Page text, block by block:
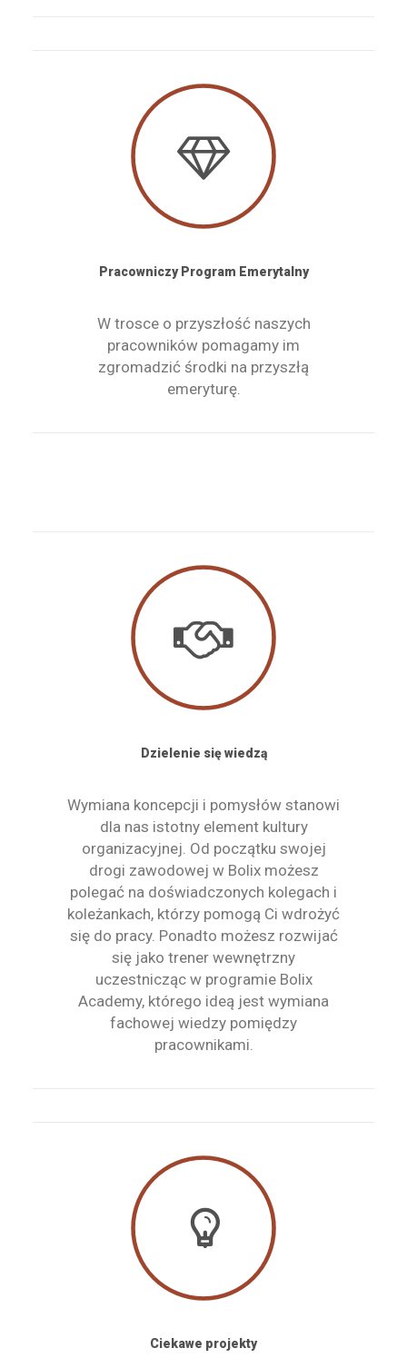
Pracowniczy Program Emerytalny
W trosce o przyszłość naszych
pracowników pomagamy im
zgromadzić środki na przyszłą
emeryturę.
Dzielenie się wiedzą
Wymiana koncepcji i pomysłów stanowi
dla nas istotny element kultury
organizacyjnej. Od początku swojej
drogi zawodowej w Bolix możesz
polegać na doświadczonych kolegach i
koleżankach, którzy pomogą Ci wdrożyć
się do pracy. Ponadto możesz rozwijać
się jako trener wewnętrzny
uczestnicząc w programie Bolix
Academy, którego ideą jest wymiana
fachowej wiedzy pomiędzy
pracownikami.
Ciekawe projekty